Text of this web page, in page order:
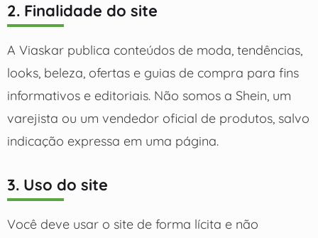
2. Finalidade do site
A Viaskar publica conteúdos de moda, tendências,
looks, beleza, ofertas e guias de compra para fins
informativos e editoriais. Não somos a Shein, um
varejista ou um vendedor oficial de produtos, salvo
indicação expressa em uma página.
3. Uso do site
Você deve usar o site de forma lícita e não